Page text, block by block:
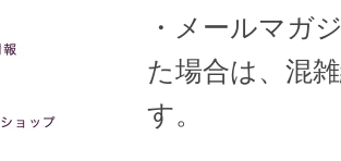
・メールマガ
た場合は、混
す。